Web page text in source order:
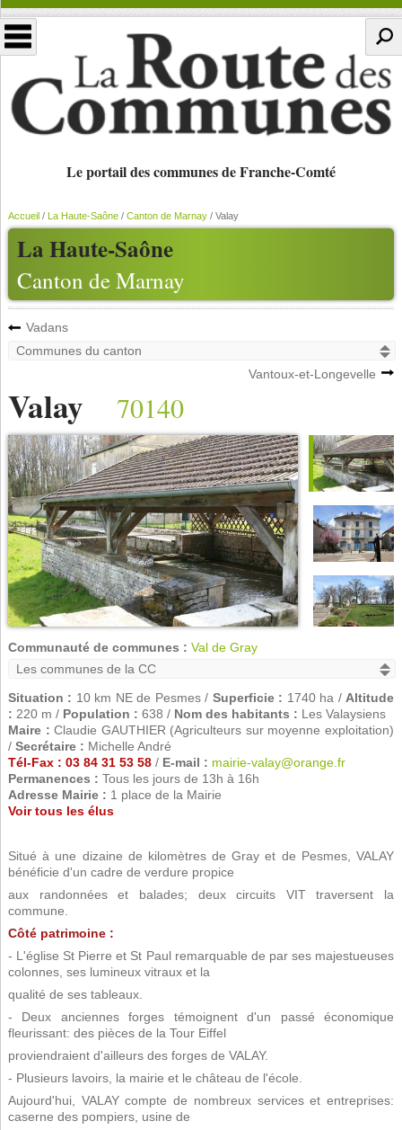
Le portail des communes de Franche-Comté
La Haute-Saône
Canton de Marnay
Accueil/ La Haute-Saône/ Canton de Marnay/ Valay
Vadans
Vantoux-et-Longevelle
Valay 70140
Communauté de communes : Val de Gray
Situation : 10 km NE de Pesmes / Superficie : 1740 ha / Altitude
: 220 m / Population : 638 / Nom des habitants : Les Valaysiens
Maire : Claudie GAUTHIER (Agriculteurs sur moyenne exploitation)
/ Secrétaire : Michelle André
Tél-Fax : 03 84 31 53 58/ E-mail : mairie-valay@orange.fr
Permanences : Tous les jours de 13h à 16h
Adresse Mairie : 1 place de la Mairie
Voir tous les élus
Situé à une dizaine de kilomètres de Gray et de Pesmes, VALAY
bénéficie d'un cadre de verdure propice
aux randonnées et balades; deux circuits VIT traversent la
commune.
Côté patrimoine :
- L'église St Pierre et St Paul remarquable de par ses majestueuses
colonnes, ses lumineux vitraux et la
qualité de ses tableaux.
- Deux anciennes forges témoignent d'un passé économique
fleurissant: des pièces de la Tour Eiffel
proviendraient d'ailleurs des forges de VALAY.
- Plusieurs lavoirs, la mairie et le château de l'école.
Aujourd'hui, VALAY compte de nombreux services et entreprises:
caserne des pompiers, usine de